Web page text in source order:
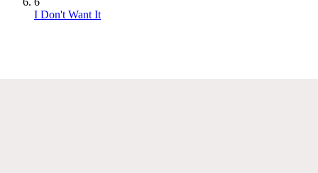
I Don't Want It